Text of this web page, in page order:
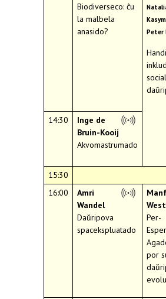
Biodiverseco: ĉu
la malbela
anasido?
Peter
14:30
Inge de
Bruin-Kooij
Akvomastrumado
15:30
16:00
Amri
Wandel
Daŭripova
spacekspluatado
Per-
por